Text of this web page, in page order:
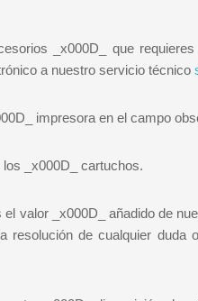
_x000D_ que
a nuestro servicio técnico
impresora en el campo
_x000D_ cartuchos.
valor _x000D_ añadido de
resolución de cualquier duda